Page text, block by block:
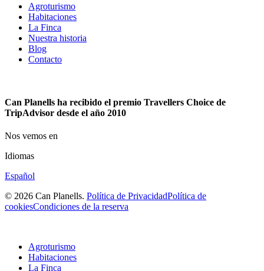
Agroturismo
Habitaciones
La Finca
Nuestra historia
Blog
Contacto
Can Planells ha recibido el premio Travellers Choice de
TripAdvisor desde el año 2010
Nos vemos en
Idiomas
Español
© 2026 Can Planells. Política de PrivacidadPolítica de
cookiesCondiciones de la reserva
Agroturismo
Habitaciones
La Finca